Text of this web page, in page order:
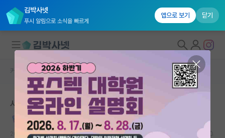
김박사넷
푸시 알림으로 소식을 빠르게
앱으로 보기 닫기
대학원생 모집
국내대학원 정보
연구실&오픈랩
커뮤니티 홈 자유 게시판(아무개랩)
서른 중반 석사 졸업 미혼 아즈매의 대학원 단상
후회하는 백석
2023.06.04 75 66712